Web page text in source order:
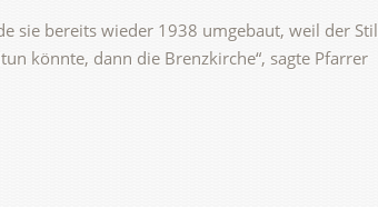
sie bereits wieder 1938 umgebaut, weil der Stil
könnte, dann die Brenzkirche“, sagte Pfarrer